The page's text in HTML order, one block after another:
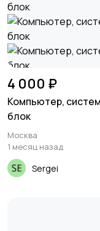
4 000 ₽
Компьютер,
блок
Москва
1 месяц назад
Sergei